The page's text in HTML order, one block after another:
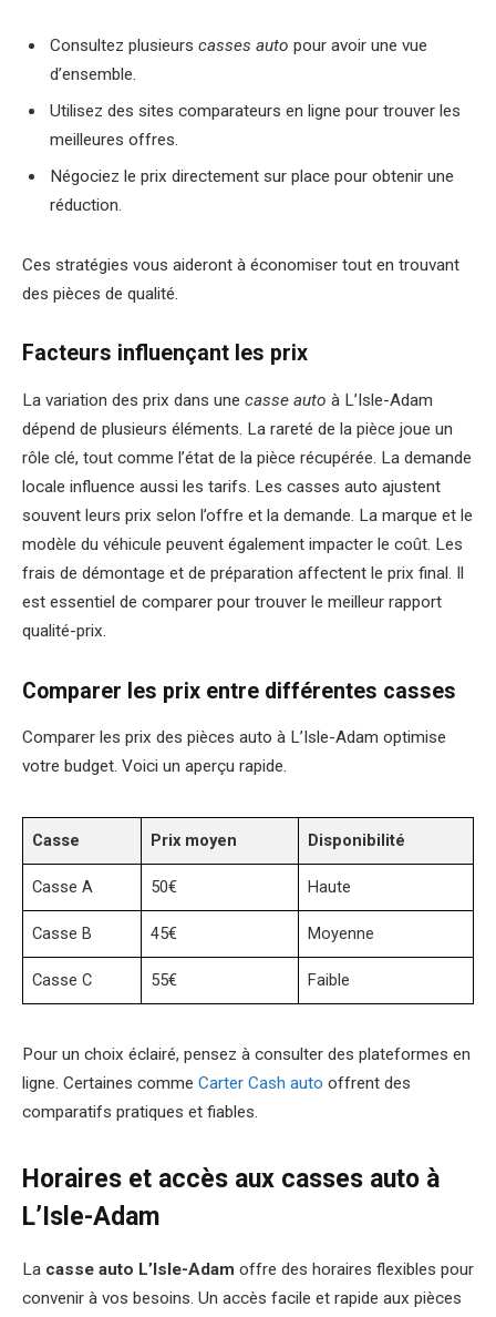
Consultez plusieurs casses auto pour avoir une vue
d’ensemble.
Utilisez des sites comparateurs en ligne pour trouver les
meilleures offres.
Négociez le prix directement sur place pour obtenir une
réduction.
Ces stratégies vous aideront à économiser tout en trouvant
des pièces de qualité.
Facteurs influençant les prix
La variation des prix dans une casse auto à L’Isle-Adam
dépend de plusieurs éléments. La rareté de la pièce joue un
rôle clé, tout comme l’état de la pièce récupérée. La demande
locale influence aussi les tarifs. Les casses auto ajustent
souvent leurs prix selon l’offre et la demande. La marque et le
modèle du véhicule peuvent également impacter le coût. Les
frais de démontage et de préparation affectent le prix final. Il
est essentiel de comparer pour trouver le meilleur rapport
qualité-prix.
Comparer les prix entre différentes casses
Comparer les prix des pièces auto à L’Isle-Adam optimise
votre budget. Voici un aperçu rapide.
Casse Prix moyen Disponibilité
Casse A 50€ Haute
Casse B 45€ Moyenne
Casse C 55€ Faible
Pour un choix éclairé, pensez à consulter des plateformes en
ligne. Certaines comme Carter Cash auto offrent des
comparatifs pratiques et fiables.
Horaires et accès aux casses auto à
L’Isle-Adam
La casse auto L’Isle-Adam offre des horaires flexibles pour
convenir à vos besoins. Un accès facile et rapide aux pièces